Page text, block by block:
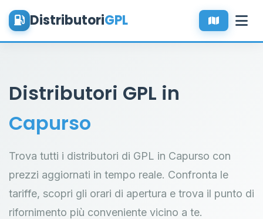
DistributoriGPL
Distributori GPL in
Capurso
Trova tutti i distributori di GPL in Capurso con
prezzi aggiornati in tempo reale. Confronta le
tariffe, scopri gli orari di apertura e trova il punto di
rifornimento più conveniente vicino a te.